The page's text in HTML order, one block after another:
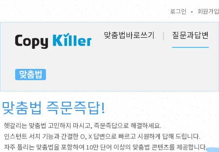
로그인 • 회원가입
맞춤법바로쓰기 | 질문과답변
맞춤법 즉문즉답!
헷갈리는 맞춤법 고민하지 마시고, 즉문즉답으로 해결하세요.
인스턴트 서치 기능과 간결한 O, X 답변으로 빠르고 시원하게 답해 드립니다.
자주 틀리는 맞춤법을 포함하여 10만 단어 이상의 맞춤법 콘텐츠를 제공합니다.